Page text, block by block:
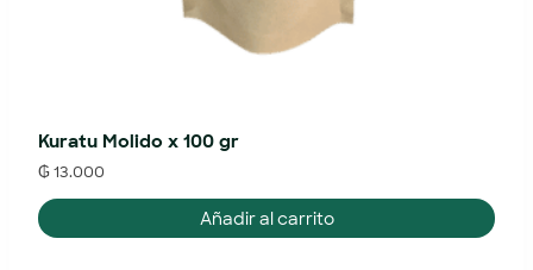
Kuratu Molido x 100 gr
₲13.000
Añadir al carrito